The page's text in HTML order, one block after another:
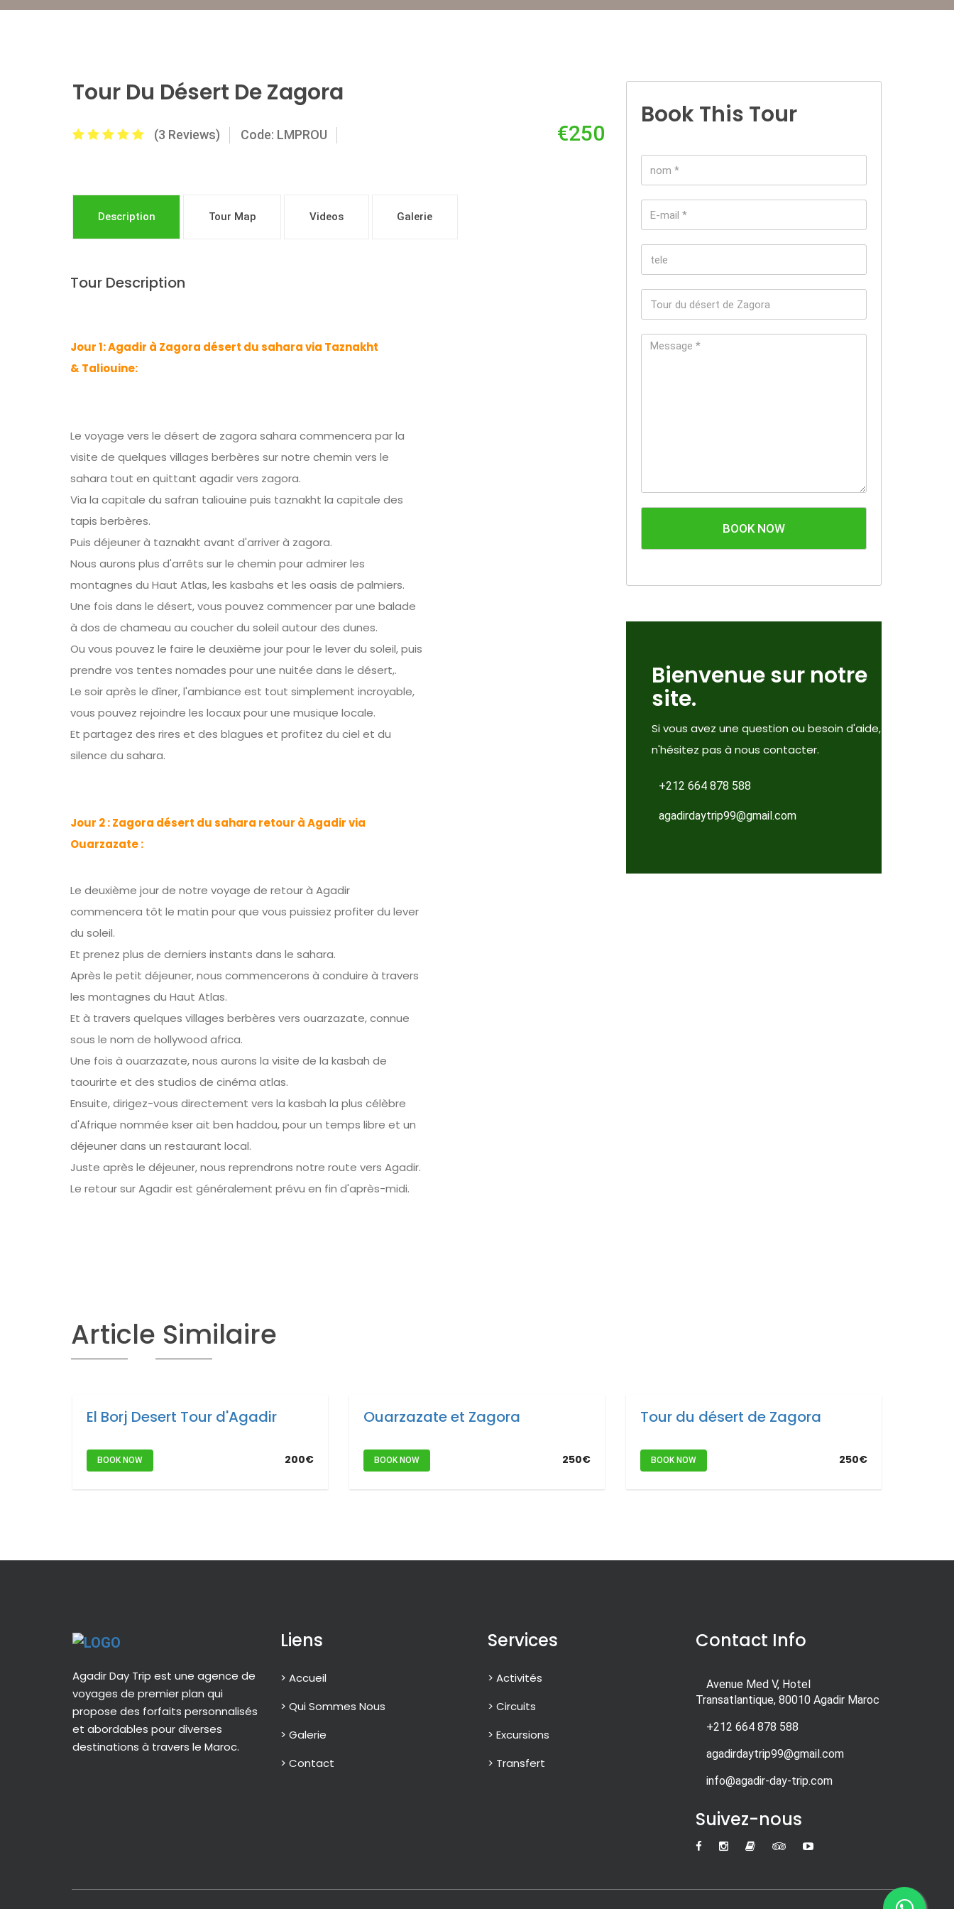
Tour Du Désert De Zagora
(3 Reviews) Code: LMPROU €250
Description Tour Map Videos Galerie
Tour Description
Jour 1: Agadir à Zagora désert du sahara via Taznakht
& Taliouine:
Le voyage vers le désert de zagora sahara commencera par la
visite de quelques villages berbères sur notre chemin vers le
sahara tout en quittant agadir vers zagora.
Via la capitale du safran taliouine puis taznakht la capitale des
tapis berbères.
Puis déjeuner à taznakht avant d'arriver à zagora.
Nous aurons plus d'arrêts sur le chemin pour admirer les
montagnes du Haut Atlas, les kasbahs et les oasis de palmiers.
Une fois dans le désert, vous pouvez commencer par une balade
à dos de chameau au coucher du soleil autour des dunes.
Ou vous pouvez le faire le deuxième jour pour le lever du soleil, puis
prendre vos tentes nomades pour une nuitée dans le désert,.
Le soir après le dîner, l'ambiance est tout simplement incroyable,
vous pouvez rejoindre les locaux pour une musique locale.
Et partagez des rires et des blagues et profitez du ciel et du
silence du sahara.
Jour 2 : Zagora désert du sahara retour à Agadir via
Ouarzazate :
Le deuxième jour de notre voyage de retour à Agadir
commencera tôt le matin pour que vous puissiez profiter du lever
du soleil.
Et prenez plus de derniers instants dans le sahara.
Après le petit déjeuner, nous commencerons à conduire à travers
les montagnes du Haut Atlas.
Et à travers quelques villages berbères vers ouarzazate, connue
sous le nom de hollywood africa.
Une fois à ouarzazate, nous aurons la visite de la kasbah de
taourirte et des studios de cinéma atlas.
Ensuite, dirigez-vous directement vers la kasbah la plus célèbre
d'Afrique nommée kser ait ben haddou, pour un temps libre et un
déjeuner dans un restaurant local.
Juste après le déjeuner, nous reprendrons notre route vers Agadir.
Le retour sur Agadir est généralement prévu en fin d'après-midi.
Book This Tour
BOOK NOW
Bienvenue sur notre
site.
Si vous avez une question ou besoin d'aide,
n'hésitez pas à nous contacter.
+212 664 878 588
agadirdaytrip99@gmail.com
Article Similaire
El Borj Desert Tour d'Agadir
BOOK NOW 200€
Ouarzazate et Zagora
BOOK NOW 250€
Tour du désert de Zagora
BOOK NOW 250€
Agadir Day Trip est une agence de
voyages de premier plan qui
propose des forfaits personnalisés
et abordables pour diverses
destinations à travers le Maroc.
Liens
> Accueil
> Qui Sommes Nous
> Galerie
> Contact
Services
> Activités
> Circuits
> Excursions
> Transfert
Contact Info
Avenue Med V, Hotel
Transatlantique, 80010 Agadir Maroc
+212 664 878 588
agadirdaytrip99@gmail.com
info@agadir-day-trip.com
Suivez-nous